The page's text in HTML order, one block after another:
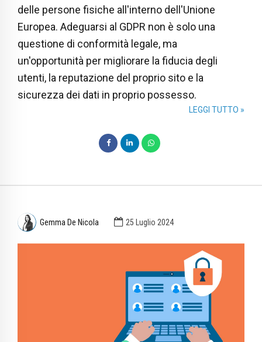
delle persone fisiche all'interno dell'Unione
Europea. Adeguarsi al GDPR non è solo una
questione di conformità legale, ma
un'opportunità per migliorare la fiducia degli
utenti, la reputazione del proprio sito e la
sicurezza dei dati in proprio possesso.
LEGGI TUTTO »
Gemma De Nicola 25 Luglio 2024